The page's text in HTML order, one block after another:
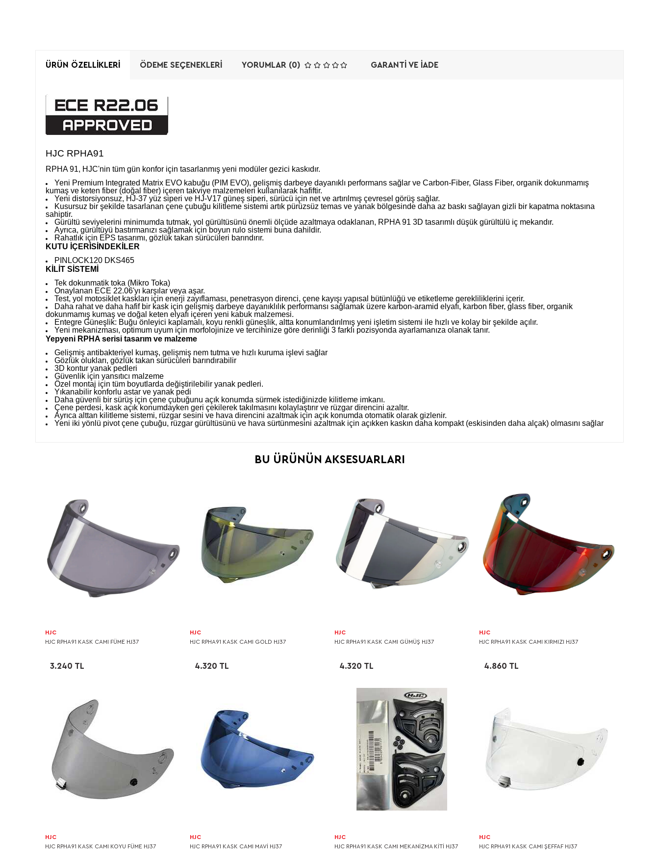
ÜRÜN ÖZELLIKLERI ÖDEME SEÇENEKLERI YORUMLAR (0) GARANTI VE İADE
HJC RPHA91
RPHA 91, HJC'nin tüm gün konfor için tasarlanmış yeni modüler gezici kaskıdır.
Yeni Premium Integrated Matrix EVO kabuğu (PIM EVO), gelişmiş darbeye dayanıklı performans sağlar ve Carbon-Fiber, Glass Fiber, organik dokunmamış
kumaş ve keten fiber (doğal fiber) içeren takviye malzemeleri kullanılarak hafiftir.
Yeni distorsiyonsuz, HJ-37 yüz siperi ve HJ-V17 güneş siperi, sürücü için net ve artırılmış çevresel görüş sağlar.
Kusursuz bir şekilde tasarlanan çene çubuğu kilitleme sistemi artık pürüzsüz temas ve yanak bölgesinde daha az baskı sağlayan gizli bir kapatma noktasına
sahiptir.
Gürültü seviyelerini minimumda tutmak, yol gürültüsünü önemli ölçüde azaltmaya odaklanan, RPHA 91 3D tasarımlı düşük gürültülü iç mekandır.
Ayrıca, gürültüyü bastırmanızı sağlamak için boyun rulo sistemi buna dahildir.
Rahatlık için EPS tasarımı, gözlük takan sürücüleri barındırır.
KUTU İÇERİSİNDEKİLER
PINLOCK120 DKS465
KİLİT SİSTEMİ
Tek dokunmatik toka (Mikro Toka)
Onaylanan ECE 22.06'yı karşılar veya aşar.
Test, yol motosiklet kaskları için enerji zayıflaması, penetrasyon direnci, çene kayışı yapısal bütünlüğü ve etiketleme gerekliliklerini içerir.
Daha rahat ve daha hafif bir kask için gelişmiş darbeye dayanıklılık performansı sağlamak üzere karbon-aramid elyafı, karbon fiber, glass fiber, organik
dokunmamış kumaş ve doğal keten elyafı içeren yeni kabuk malzemesi.
Entegre Güneşlik: Buğu önleyici kaplamalı, koyu renkli güneşlik, altta konumlandırılmış yeni işletim sistemi ile hızlı ve kolay bir şekilde açılır.
Yeni mekanizması, optimum uyum için morfolojinize ve tercihinize göre derinliği 3 farklı pozisyonda ayarlamanıza olanak tanır.
Yepyeni RPHA serisi tasarım ve malzeme
Gelişmiş antibakteriyel kumaş, gelişmiş nem tutma ve hızlı kuruma işlevi sağlar
Gözlük olukları, gözlük takan sürücüleri barındırabilir
3D kontur yanak pedleri
Güvenlik için yansıtıcı malzeme
Özel montaj için tüm boyutlarda değiştirilebilir yanak pedleri.
Yıkanabilir konforlu astar ve yanak pedi
Daha güvenli bir sürüş için çene çubuğunu açık konumda sürmek istediğinizde kilitleme imkanı.
Çene perdesi, kask açık konumdayken geri çekilerek takılmasını kolaylaştırır ve rüzgar direncini azaltır.
Ayrıca alttan kilitleme sistemi, rüzgar sesini ve hava direncini azaltmak için açık konumda otomatik olarak gizlenir.
Yeni iki yönlü pivot çene çubuğu, rüzgar gürültüsünü ve hava sürtünmesini azaltmak için açıkken kaskın daha kompakt (eskisinden daha alçak) olmasını sağlar
BU ÜRÜNÜN AKSESUARLARI
HJC
HJC RPHA91 KASK CAMI FÜME HJ37
3.240 TL
HJC
HJC RPHA91 KASK CAMI GOLD HJ37
4.320 TL
HJC
HJC RPHA91 KASK CAMI GÜMÜŞ HJ37
4.320 TL
HJC
HJC RPHA91 KASK CAMI KIRMIZI HJ37
4.860 TL
HJC
HJC RPHA91 KASK CAMI KOYU FÜME HJ37
HJC
HJC RPHA91 KASK CAMI MAVİ HJ37
HJC
HJC RPHA91 KASK CAMI MEKANİZMA KİTİ HJ37
HJC
HJC RPHA91 KASK CAMI ŞEFFAF HJ37